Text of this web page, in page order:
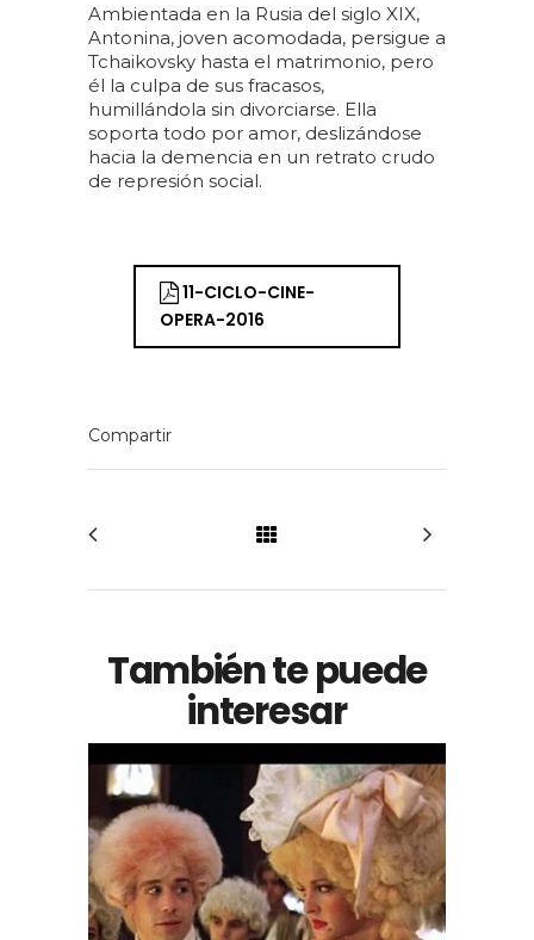
Ambientada en la Rusia del siglo XIX,
Antonina, joven acomodada, persigue a
Tchaikovsky hasta el matrimonio, pero
él la culpa de sus fracasos,
humillándola sin divorciarse. Ella
soporta todo por amor, deslizándose
hacia la demencia en un retrato crudo
de represión social.
11-CICLO-CINE-
OPERA-2016
También te puede
interesar